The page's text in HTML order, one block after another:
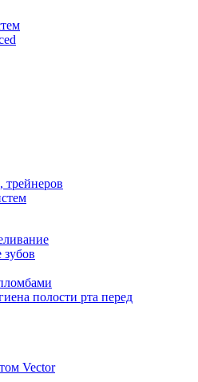
трейнеров
зубов
полости рта перед
Vector